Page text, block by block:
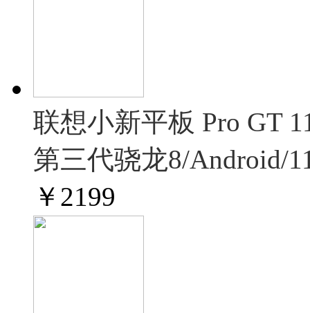
联想小新平板 Pro GT
第三代骁龙8/Android/
￥ 2199